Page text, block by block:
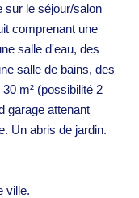
sur le séjour/salon
comprenant une
salle d'eau, des
salle de bains, des
m² (possibilité 2
garage attenant
Un abris de jardin.
ville.